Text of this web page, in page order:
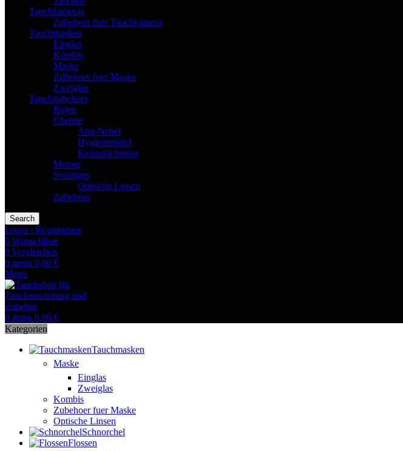
Tauchkameras
Zubehoer fuer Tauchkamera
Tauchmasken
Einglas
Kombis
Maske
Zubehoer fuer Maske
Zweiglas
Tauchzubehoer
Bojen
Chemie
Anti-Nebel
Hygienemittel
Kennzeichnung
Messer
Sonstiges
Optische Linsen
Zubehoer
Search
Login / Registrieren
0 Wunschliste
0 Vergleichen
0 items 0,00 €
Menü
0 items 0,00 €
Kategorien
Tauchmasken
Maske
Einglas
Zweiglas
Kombis
Zubehoer fuer Maske
Optische Linsen
Schnorchel
Flossen